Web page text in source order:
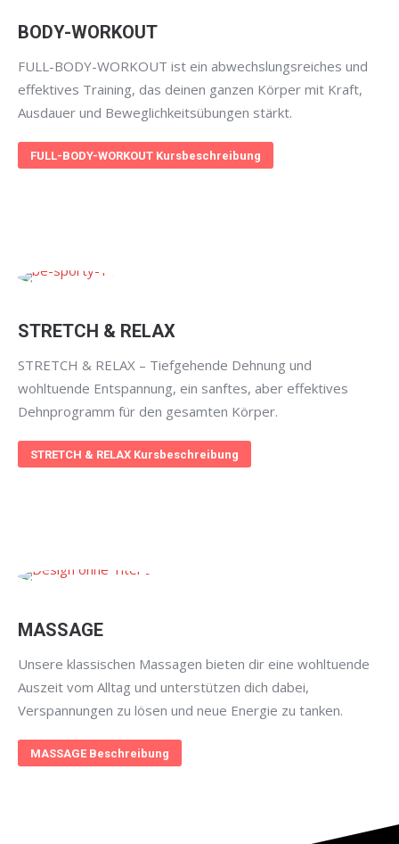
BODY-WORKOUT
FULL-BODY-WORKOUT ist ein abwechslungsreiches und
effektives Training, das deinen ganzen Körper mit Kraft,
Ausdauer und Beweglichkeitsübungen stärkt.
FULL-BODY-WORKOUT Kursbeschreibung
STRETCH & RELAX
STRETCH & RELAX – Tiefgehende Dehnung und
wohltuende Entspannung, ein sanftes, aber effektives
Dehnprogramm für den gesamten Körper.
STRETCH & RELAX Kursbeschreibung
MASSAGE
Unsere klassischen Massagen bieten dir eine wohltuende
Auszeit vom Alltag und unterstützen dich dabei,
Verspannungen zu lösen und neue Energie zu tanken.
MASSAGE Beschreibung